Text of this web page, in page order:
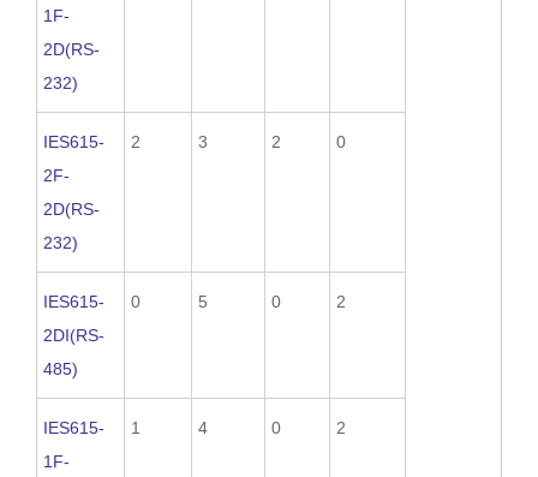
1F-
2D(RS-
232)
IES615-
2F-
2D(RS-
232)
2 3 2 0
IES615-
2DI(RS-
485)
0 5 0 2
IES615-
1F-
1 4 0 2